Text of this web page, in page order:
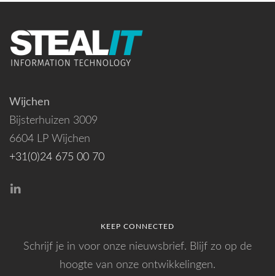
Wijchen
Bijsterhuizen 3009
6604 LP Wijchen
+31(0)24 675 00 70
KEEP CONNECTED
Schrijf je in voor onze nieuwsbrief. Blijf zo op de
hoogte van onze ontwikkelingen.